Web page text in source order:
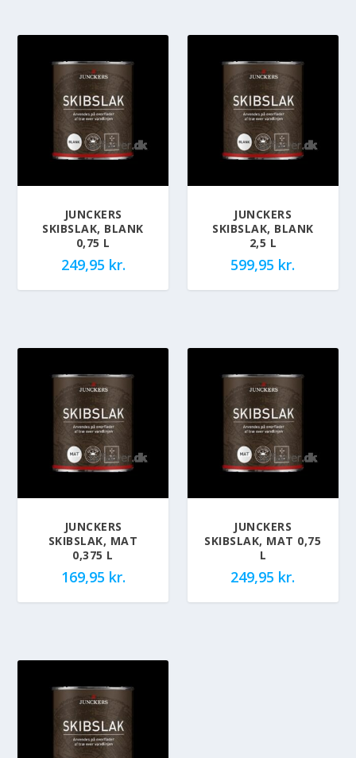
JUNCKERS
SKIBSLAK, BLANK
0,75 L
249,95 kr.
JUNCKERS
SKIBSLAK, BLANK
2,5 L
599,95 kr.
JUNCKERS
SKIBSLAK, MAT
0,375 L
169,95 kr.
JUNCKERS
SKIBSLAK, MAT 0,75
L
249,95 kr.